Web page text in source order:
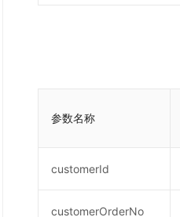
参数名称
customerId
customerOrderNo